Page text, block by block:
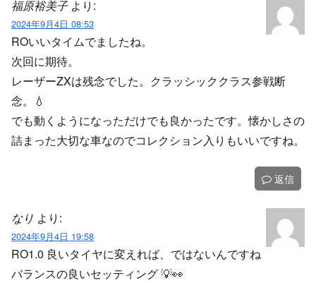
福原裕美子 より:
2024年9月4日 08:53
ROいいタイムでましたね。
次回に期待。
レーザーZXは残念でした。クラッシッククラス参戦断
念。💧
でも動くようになっただけでも良かったです。懐かしさの
詰まった大切な車なのでコレクション入りもいいですね。
返信
なり より:
2024年9月4日 19:58
RO1.0 良いタイヤに変えれば、ではないんですね
バランスの良いセッティング 💡👀